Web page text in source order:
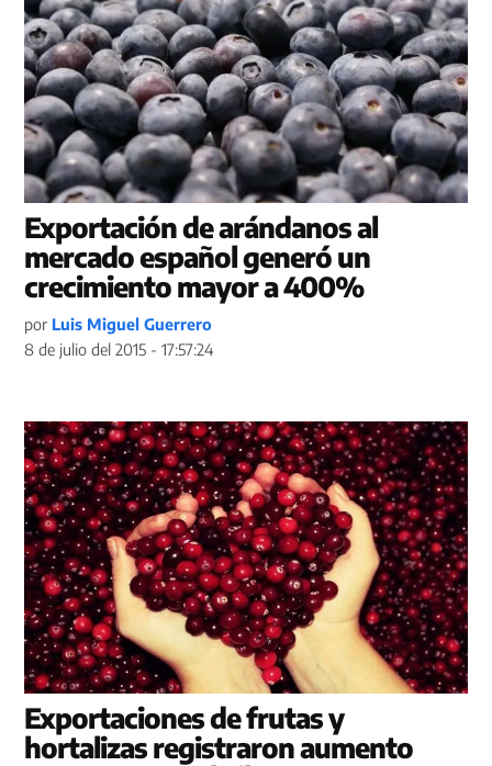
Exportación de arándanos al
mercado español generó un
crecimiento mayor a 400%
por Luis Miguel Guerrero
8 de julio del 2015 - 17:57:24
Exportaciones de frutas y
hortalizas registraron aumento